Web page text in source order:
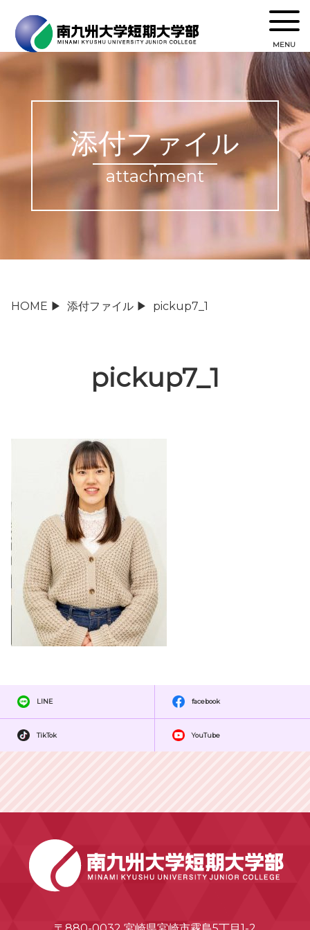
MENU
添付ファイル
attachment
HOME ▶ 添付ファイル ▶ pickup7_1
pickup7_1
LINE facebook
TikTok YouTube